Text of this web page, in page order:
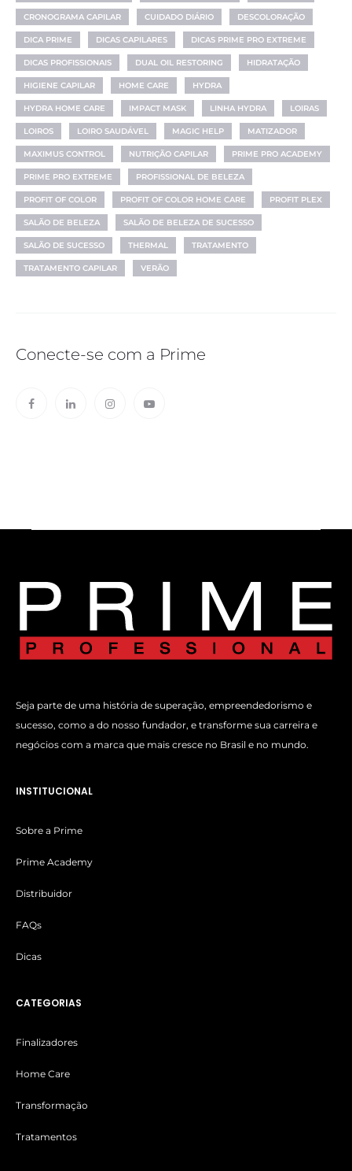
CRONOGRAMA CAPILAR CUIDADO DIÁRIO DESCOLORAÇÃO
DICA PRIME DICAS CAPILARES DICAS PRIME PRO EXTREME
DICAS PROFISSIONAIS DUAL OIL RESTORING HIDRATAÇÃO
HIGIENE CAPILAR HOME CARE HYDRA
HYDRA HOME CARE IMPACT MASK LINHA HYDRA LOIRAS
LOIROS LOIRO SAUDÁVEL MAGIC HELP MATIZADOR
MAXIMUS CONTROL NUTRIÇÃO CAPILAR PRIME PRO ACADEMY
PRIME PRO EXTREME PROFISSIONAL DE BELEZA
PROFIT OF COLOR PROFIT OF COLOR HOME CARE PROFIT PLEX
SALÃO DE BELEZA SALÃO DE BELEZA DE SUCESSO
SALÃO DE SUCESSO THERMAL TRATAMENTO
TRATAMENTO CAPILAR VERÃO
Conecte-se com a Prime
Seja parte de uma história de superação, empreendedorismo e
sucesso, como a do nosso fundador, e transforme sua carreira e
negócios com a marca que mais cresce no Brasil e no mundo.
INSTITUCIONAL
Sobre a Prime
Prime Academy
Distribuidor
FAQs
Dicas
CATEGORIAS
Finalizadores
Home Care
Transformação
Tratamentos